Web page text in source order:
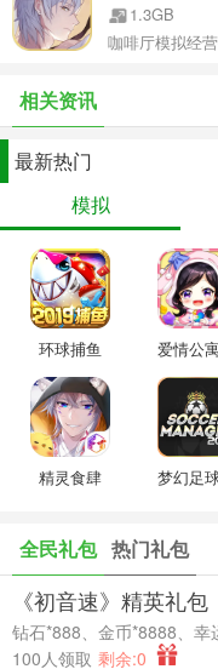
旅程将会增长店员的见识
励与秘闻。
冒险归来，实力大增，捕
的生物，将为你提供源源
们会成为你的快乐源泉。
吃瓜看戏欢乐小剧场
随着众多店员的加入和灵
界千百年来发生的诸多秘
心、欢乐逗趣的故事。这
橘里橘气，基里基气的“恋
世宝物、家国兴亡、生死
到餐厅的客人台词中，也
1.3GB
咖啡厅模拟经
相关资讯
最新热门
模拟
环球捕鱼
爱情公
消消
精灵食肆
梦幻足
全民礼包 热门礼包
《初音速》精英礼包
100人领取 剩余:0